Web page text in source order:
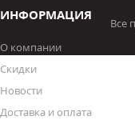
ИНФОРМАЦИЯ
О компании
Скидки
Новости
Доставка и оплата
Все